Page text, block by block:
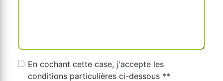
En cochant cette case, j'accepte les
conditions particulières ci-dessous **